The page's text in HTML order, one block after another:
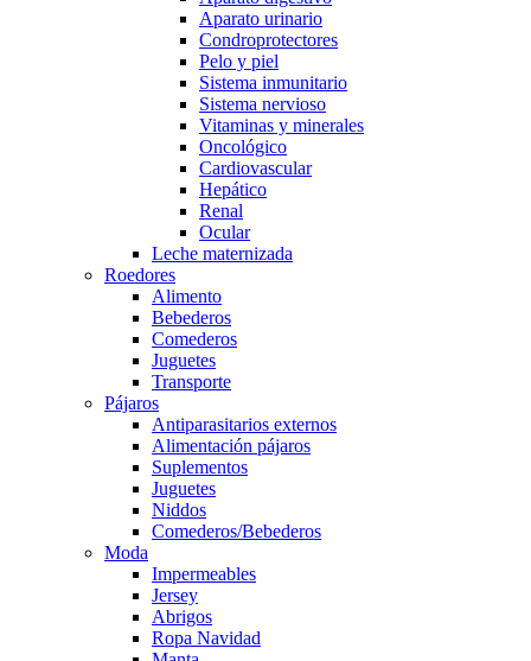
Aparato urinario
Condroprotectores
Pelo y piel
Sistema inmunitario
Sistema nervioso
Vitaminas y minerales
Oncológico
Cardiovascular
Hepático
Renal
Ocular
Leche maternizada
Roedores
Alimento
Bebederos
Comederos
Juguetes
Transporte
Pájaros
Antiparasitarios externos
Alimentación pájaros
Suplementos
Juguetes
Niddos
Comederos/Bebederos
Moda
Impermeables
Jersey
Abrigos
Ropa Navidad